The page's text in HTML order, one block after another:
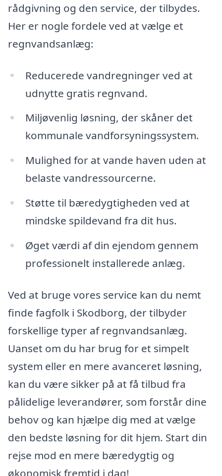
rådgivning og den service, der tilbydes.
Her er nogle fordele ved at vælge et
regnvandsanlæg:
Reducerede vandregninger ved at
udnytte gratis regnvand.
Miljøvenlig løsning, der skåner det
kommunale vandforsyningssystem.
Mulighed for at vande haven uden at
belaste vandressourcerne.
Støtte til bæredygtigheden ved at
mindske spildevand fra dit hus.
Øget værdi af din ejendom gennem
professionelt installerede anlæg.
Ved at bruge vores service kan du nemt
finde fagfolk i Skodborg, der tilbyder
forskellige typer af regnvandsanlæg.
Uanset om du har brug for et simpelt
system eller en mere avanceret løsning,
kan du være sikker på at få tilbud fra
pålidelige leverandører, som forstår dine
behov og kan hjælpe dig med at vælge
den bedste løsning for dit hjem. Start din
rejse mod en mere bæredygtig og
økonomisk fremtid i dag!